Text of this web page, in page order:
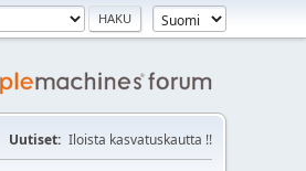
Uutiset: Iloista kasvatuskautta !!